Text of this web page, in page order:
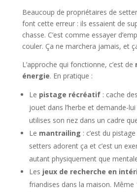
Beaucoup de propriétaires de
font cette erreur : ils essaient de
chasse. C’est comme essayer
couler. Ça ne marchera jamais, et
L’approche qui fonctionne, c’est de
énergie. En pratique :
Le pistage récréatif: cache
jouet dans l’herbe et demande-
utilises son nez dans un cadre
Le mantrailing : c’est du
setters adorent ça et c’est un
autant physiquement que
Les jeux de recherche en
friandises dans la maison. Même